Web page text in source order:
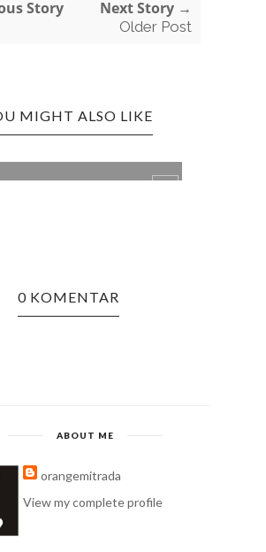
Story Next Story →
Older Post
MIGHT ALSO LIKE
0 KOMENTAR
ABOUT ME
orangemitrada
View my complete profile